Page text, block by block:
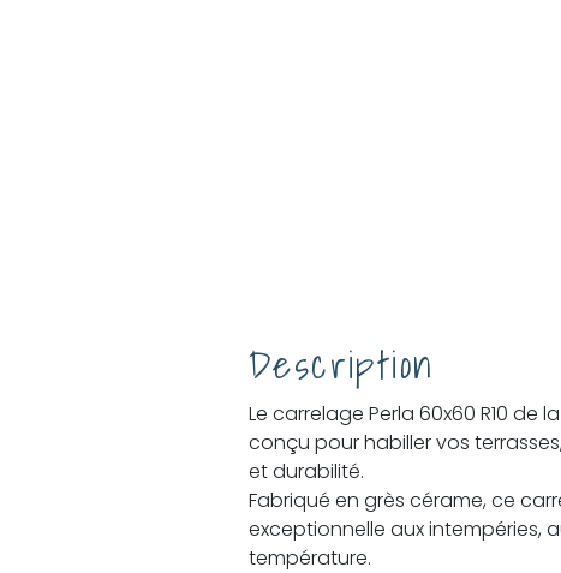
Description
Le carrelage Perla 60x60 R10 de
conçu pour habiller vos
et durabilité.
Fabriqué en grès cérame, ce
exceptionnelle aux intempéries,
température.